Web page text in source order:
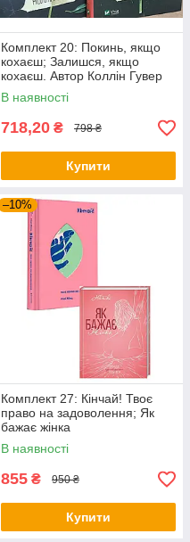
Комплект 20: Покинь, якщо
кохаєш; Залишся, якщо
кохаєш. Автор Коллін Гувер
В наявності
718,20 ₴ 798 ₴
Купити
–10%
Комплект 27: Кінчай! Твоє
право на задоволення; Як
бажає жінка
В наявності
855 ₴ 950 ₴
Купити